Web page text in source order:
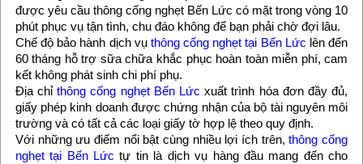
được yêu cầu thông cống nghẹt Bến Lức có mặt trong vòng 10
phút phục vụ tận tình, chu đáo không để bạn phải chờ đợi lâu.
Chế độ bảo hành dịch vụ thông cống nghẹt tại Bến Lức lên đến
60 tháng hỗ trợ sữa chữa khắc phục hoàn toàn miễn phí, cam
kết không phát sinh chi phí phụ.
Địa chỉthông cống nghẹt Bến Lức xuất trình hóa đơn đầy đủ,
giấy phép kinh doanh được chứng nhận của bộ tài nguyên môi
trường và có tất cả các loại giấy tờ hợp lệ theo quy định.
Với những ưu điểm nổi bật cùng nhiều lợi ích trên,thông cống
nghẹt tại Bến Lức tự tin là dịch vụ hàng đầu mang đến cho